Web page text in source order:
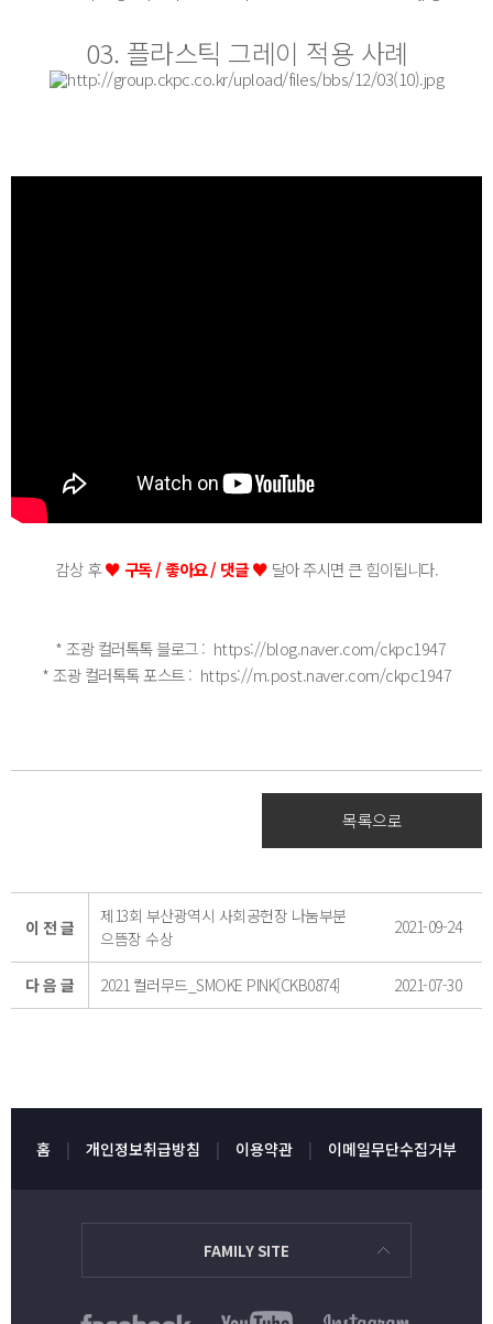
03. 플라스틱 그레이 적용 사례
감상 후♥ 구독 / 좋아요 / 댓글♥ 달아 주시면 큰 힘이됩니다.
* 조광 컬러톡톡 블로그 : https://blog.naver.com/ckpc1947
* 조광 컬러톡톡 포스트 : https://m.post.naver.com/ckpc1947
목록으로
이 전 글
제13회 부산광역시 사회공헌장 나눔부분
으뜸장 수상
2021-09-24
다 음 글 2021 컬러무드_SMOKE PINK[CKB0874] 2021-07-30
홈 개인정보취급방침 이용약관 이메일무단수집거부
FAMILY SITE